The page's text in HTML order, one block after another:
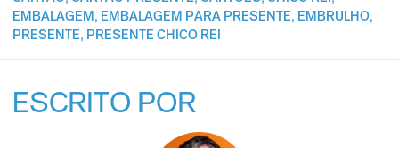
EMBALAGEM , EMBALAGEM PARA PRESENTE, EMBRULHO,
PRESENTE, PRESENTE CHICO REI
ESCRITO POR